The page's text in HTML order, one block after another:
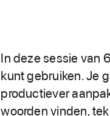
In deze sessie van
kunt gebruiken. Je
productiever
woorden vinden,